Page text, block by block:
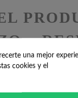
se trata de
, está
una mejor
cookies y el